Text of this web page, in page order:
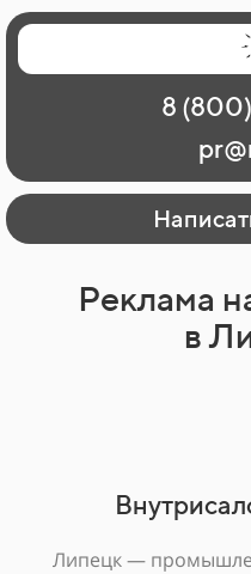
Наши
О
8
Реклама
в
Липецк —